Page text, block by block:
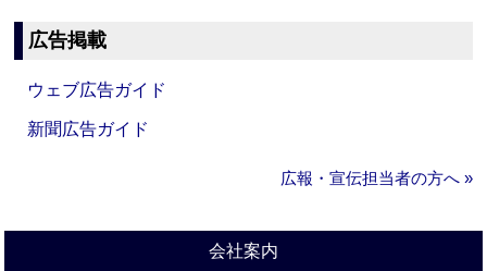
広告掲載
ウェブ広告ガイド
新聞広告ガイド
広報・宣伝担当者の方へ »
会社案内